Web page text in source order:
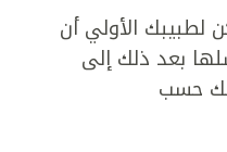
يمكن لطبيبك الأولي أن
بعد ذلك إلى
حسب